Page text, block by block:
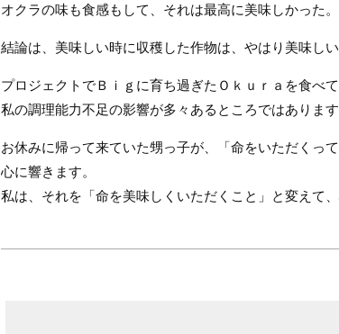
オクラの味も食感もして、それは最高に美味しかった。
結論は、美味しい時に収穫した作物は、やはり美味しい
プロジェクトでＢｉｇに育ち過ぎたＯｋｕｒａを食べ
私の調理能力不足の影響が多々あるところではあります
お休みに帰って来ていた甥っ子が、「命をいただくっ
心に響きます。
私は、それを「命を美味しくいただくこと」と変えて